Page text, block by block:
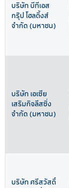
บริษัท บีทีเอส
กรุ๊ป โฮลดิ้งส์
จำกัด (มหาชน)
บริษัท เอเซีย
เสริมกิจลีสซิ่ง
จำกัด (มหาชน)
บริษัท ศรีสวัสดิ์